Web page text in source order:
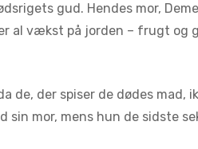
gud. Hendes mor,
al vækst på jorden – frugt og
de, der spiser de dødes mad,
mor, mens hun de sidste